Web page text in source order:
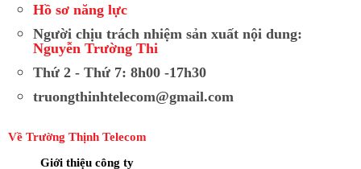
Hồ sơ năng lực
Người chịu trách nhiệm sản xuất nội dung:
Nguyễn Trường Thi
Thứ 2 - Thứ 7: 8h00 -17h30
truongthinhtelecom@gmail.com
Về Trường Thịnh Telecom
Giới thiệu công ty